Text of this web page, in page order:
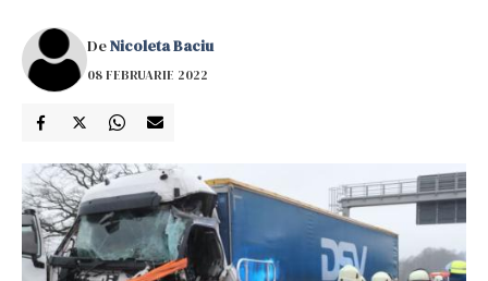
DeNicoleta Baciu
08 FEBRUARIE 2022